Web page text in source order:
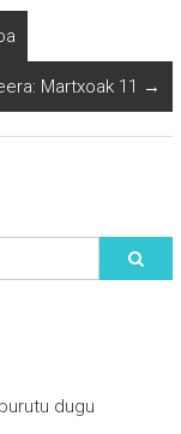
Martxoak 11 →
dugu